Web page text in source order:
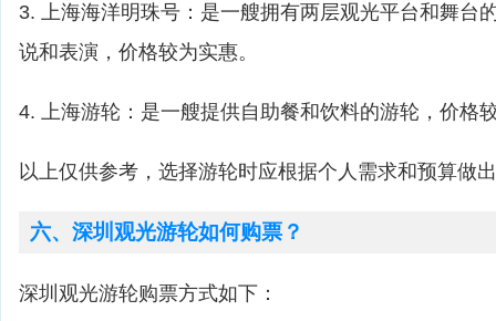
3. 上海海洋明珠号：是一艘拥有两层观光平台和舞台
说和表演，价格较为实惠。
4. 上海游轮：是一艘提供自助餐和饮料的游轮，价格
以上仅供参考，选择游轮时应根据个人需求和预算做
六、深圳观光游轮如何购票？
深圳观光游轮购票方式如下：